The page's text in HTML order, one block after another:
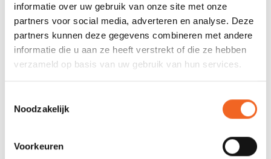
informatie over uw gebruik van onze site met onze
partners voor social media, adverteren en analyse. Deze
partners kunnen deze gegevens combineren met andere
informatie die u aan ze heeft verstrekt of die ze hebben
verzameld op basis van uw gebruik van hun services.
Noodzakelijk
Voorkeuren
REVIEWS
Nog niet gewaardeerd